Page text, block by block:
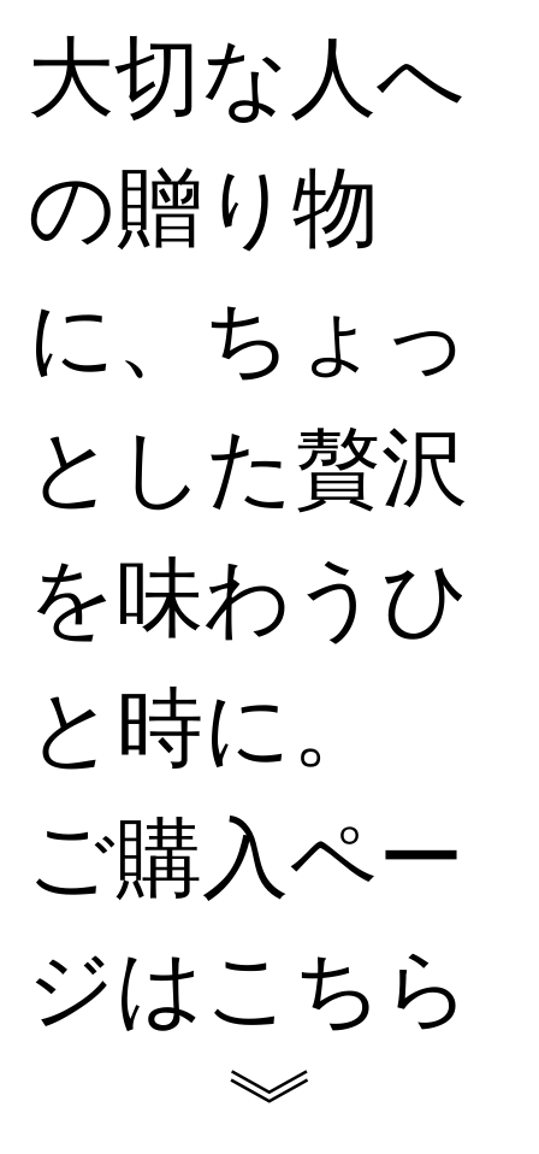
大切な人へ
の贈り物
に、ちょっ
とした贅沢
を味わうひ
と時に。
​ご購入ペー
ジはこちら
​》